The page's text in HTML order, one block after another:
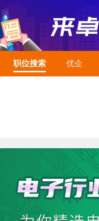
职位搜索 优企